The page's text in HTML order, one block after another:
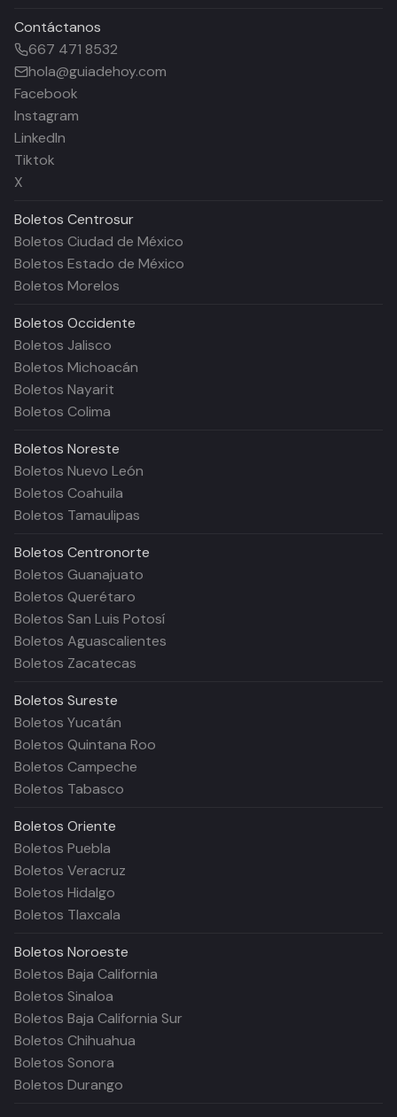
Contáctanos
667 471 8532
hola@guiadehoy.com
Facebook
Instagram
LinkedIn
Tiktok
X
Boletos Centrosur
Boletos Ciudad de México
Boletos Estado de México
Boletos Morelos
Boletos Occidente
Boletos Jalisco
Boletos Michoacán
Boletos Nayarit
Boletos Colima
Boletos Noreste
Boletos Nuevo León
Boletos Coahuila
Boletos Tamaulipas
Boletos Centronorte
Boletos Guanajuato
Boletos Querétaro
Boletos San Luis Potosí
Boletos Aguascalientes
Boletos Zacatecas
Boletos Sureste
Boletos Yucatán
Boletos Quintana Roo
Boletos Campeche
Boletos Tabasco
Boletos Oriente
Boletos Puebla
Boletos Veracruz
Boletos Hidalgo
Boletos Tlaxcala
Boletos Noroeste
Boletos Baja California
Boletos Sinaloa
Boletos Baja California Sur
Boletos Chihuahua
Boletos Sonora
Boletos Durango